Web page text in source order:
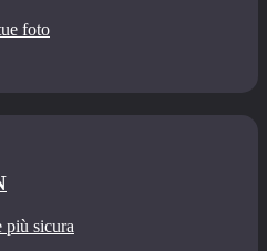
foto
più sicura